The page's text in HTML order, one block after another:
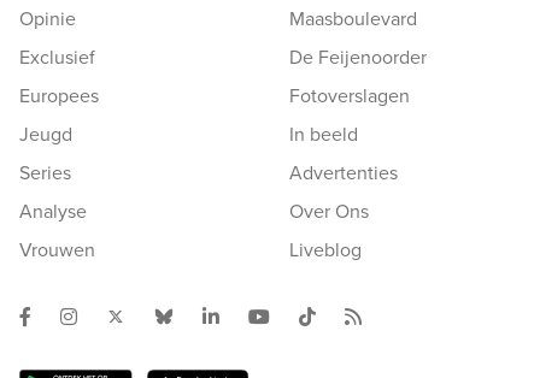
Opinie
Exclusief
Europees
Jeugd
Series
Analyse
Vrouwen
Maasboulevard
De Feijenoorder
Fotoverslagen
In beeld
Advertenties
Over Ons
Liveblog